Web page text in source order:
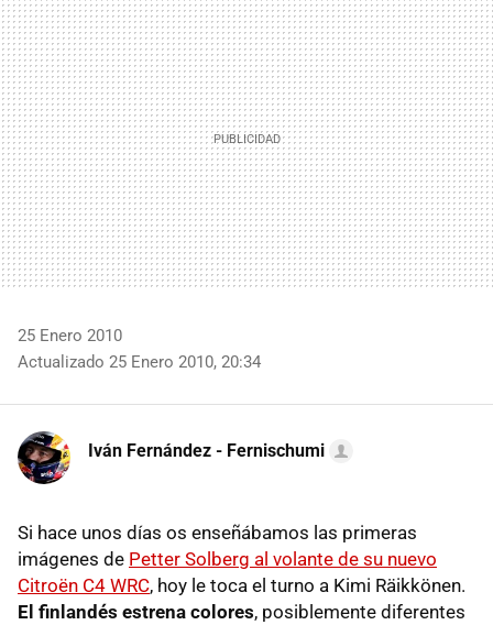
MAIL
25 Enero 2010
Actualizado 25 Enero 2010, 20:34
Iván Fernández - Fernischumi
Si hace unos días os enseñábamos las primeras
imágenes de Petter Solberg al volante de su nuevo
Citroën C4 WRC, hoy le toca el turno a Kimi Räikkönen.
El finlandés estrena colores, posiblemente diferentes